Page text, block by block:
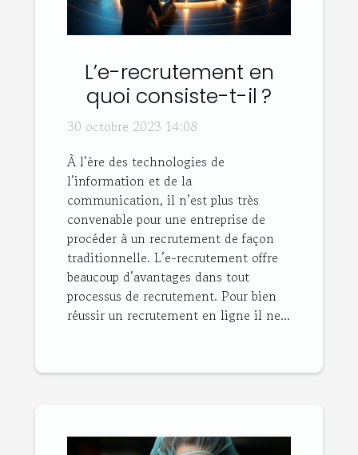
L’e-recrutement en
quoi consiste-t-il ?
30 octobre 2023 14:08
À l’ère des technologies de
l’information et de la
communication, il n’est plus très
convenable pour une entreprise de
procéder à un recrutement de façon
traditionnelle. L’e-recrutement offre
beaucoup d’avantages dans tout
processus de recrutement. Pour bien
réussir un recrutement en ligne il ne...